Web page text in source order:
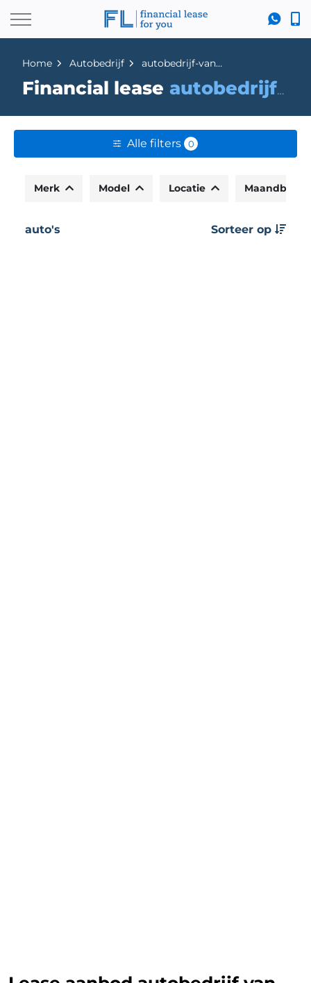
Home Autobedrijf autobedrijf-van-schaik
Financial lease autobedrijf-van-schaik
Alle filters 0
Merk Model Locatie
auto's Sorteer op